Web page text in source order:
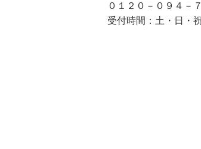
０１２０－０９４－
受付時間：土・日・